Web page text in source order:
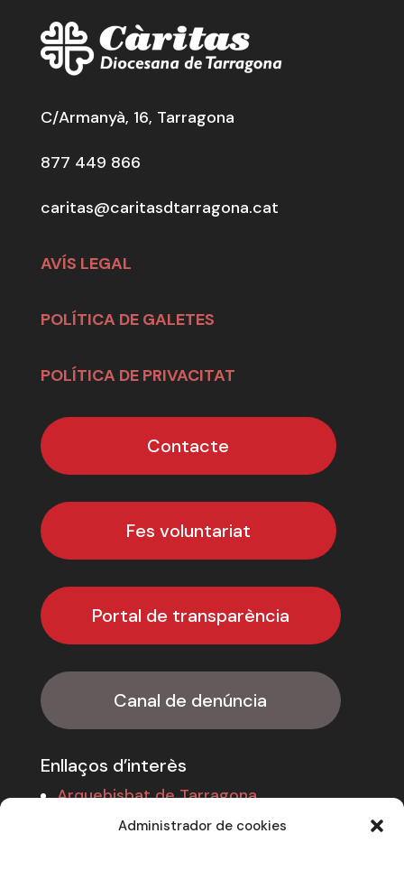
Administrador de cookies
C/Armanyà, 16, Tarragona
877 449 866
caritas@caritasdtarragona.cat
AVÍS LEGAL
POLÍTICA DE GALETES
POLÍTICA DE PRIVACITAT
Contacte
Fes voluntariat
Portal de transparència
Canal de denúncia
Enllaços d’interès
Arquebisbat de Tarragona
Càritas Catalunya